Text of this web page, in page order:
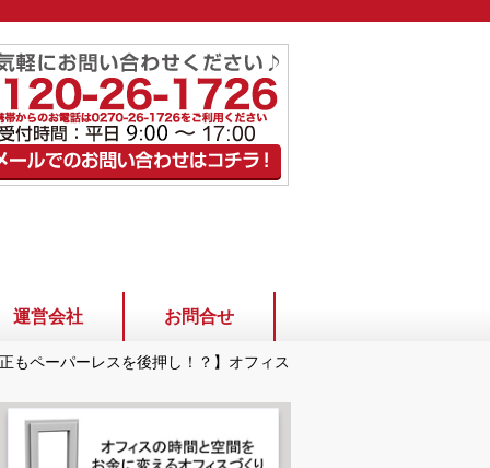
運営会社 お問合せ
もペーパーレスを後押し！？】オフィス